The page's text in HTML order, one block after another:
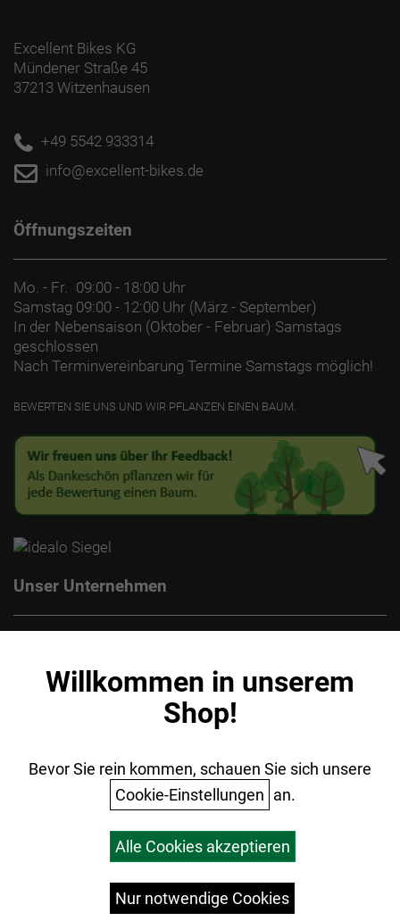
Excellent Bikes KG
Mündener Straße 45
37213 Witzenhausen
+49 5542 933314
info@excellent-bikes.de
Öffnungszeiten
Mo. - Fr. 09:00 - 18:00 Uhr
Samstag 09:00 - 12:00 Uhr (März - September)
In der Nebensaison (Oktober - Februar) Samstags
geschlossen
Nach Terminvereinbarung Termine Samstags möglich!
BEWERTEN SIE UNS UND WIR PFLANZEN EINEN BAUM.
Unser Unternehmen
Datenschutz
Ihr Einkauf
Versandkosten
Willkommen in unserem
Shop!
Bevor Sie rein kommen, schauen Sie sich unsere
Cookie-Einstellungen an.
Alle Cookies akzeptieren
Nur notwendige Cookies